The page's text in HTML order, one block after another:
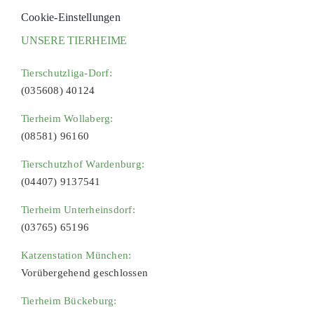
Cookie-Einstellungen
UNSERE TIERHEIME
Tierschutzliga-Dorf:
(035608) 40124
Tierheim Wollaberg:
(08581) 96160
Tierschutzhof Wardenburg:
(04407) 9137541
Tierheim Unterheinsdorf:
(03765) 65196
Katzenstation München:
Vorübergehend geschlossen
Tierheim Bückeburg: